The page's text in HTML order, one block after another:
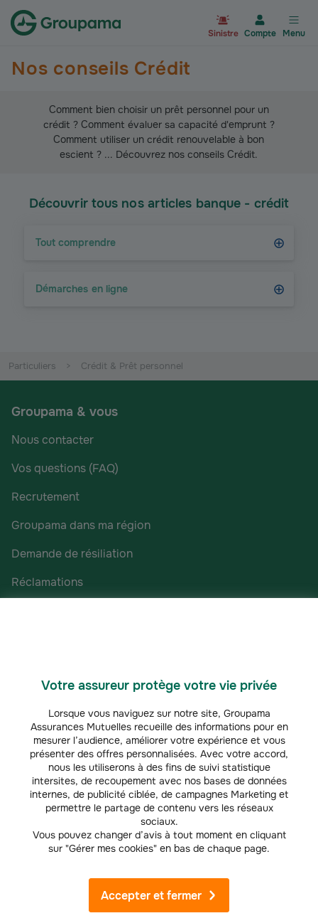
Votre assureur protège votre vie privée
Lorsque vous naviguez sur notre site, Groupama
Assurances Mutuelles recueille des informations pour en
mesurer l’audience, améliorer votre expérience et vous
présenter des offres personnalisées. Avec votre accord,
nous les utiliserons à des fins de suivi statistique
intersites, de recoupement avec nos bases de données
internes, de publicité ciblée, de campagnes Marketing et
permettre le partage de contenu vers les réseaux
sociaux.
Vous pouvez changer d’avis à tout moment en cliquant
sur "Gérer mes cookies" en bas de chaque page.
Accepter et fermer
Sinistre Compte Menu
Nos conseils Crédit
Comment bien choisir un prêt personnel pour un
crédit ? Comment évaluer sa capacité d'emprunt ?
Comment utiliser un crédit renouvelable à bon
escient ? ... Découvrez nos conseils Crédit.
Découvrir tous nos articles banque - crédit
Tout comprendre
Démarches en ligne
Particuliers Crédit & Prêt personnel
Groupama & vous
Nous contacter
Vos questions (FAQ)
Recrutement
Groupama dans ma région
Demande de résiliation
Réclamations
Assurance auto
Assurance Habitation
Mutuelle Santé
Assurance vie projets
Assurances Loisirs
Simulateurs tarifs en ligne